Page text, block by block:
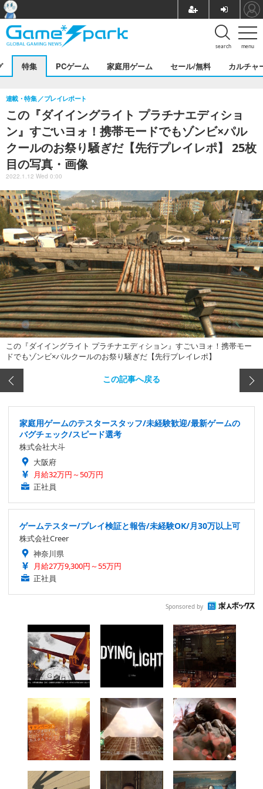
menu
search
特集 PCゲーム 家庭用ゲーム セール/無料 カルチャ
この『ダイイングライト プラチナエディショ
ン』すごいヨォ！携帯モードでもゾンビ×パル
クールのお祭り騒ぎだ【先行プレイレポ】 25枚
目の写真・画像
連載・特集 プレイレポート
2022.1.12 Wed 0:00
この『ダイイングライト プラチナエディション』すごいヨォ！携帯モー
ドでもゾンビ×パルクールのお祭り騒ぎだ【先行プレイレポ】
この記事へ戻る
家庭用ゲームのテスタースタッフ/未経験歓迎/最新ゲームの
バグチェック/スピード選考
株式会社大斗
大阪府
月給32万円～50万円
正社員
ゲームテスター/プレイ検証と報告/未経験OK/月30万以上可
株式会社Creer
神奈川県
月給27万9,300円～55万円
正社員
Sponsored by